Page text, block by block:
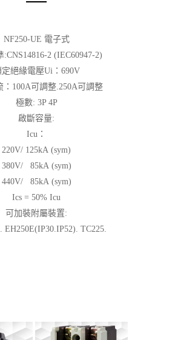
NF250-UE 電子式
:CNS14816-2 (IEC60947-2)
定絕緣電壓Ui：690V
：100A可調整.250A可調整
極數: 3P 4P
啟斷容量:
Icu：
220V/ 125kA (sym)
380V/ 85kA (sym)
440V/ 85kA (sym)
Ics = 50% Icu
可加裝附屬裝置:
EH250E(IP30.IP52). TC225.